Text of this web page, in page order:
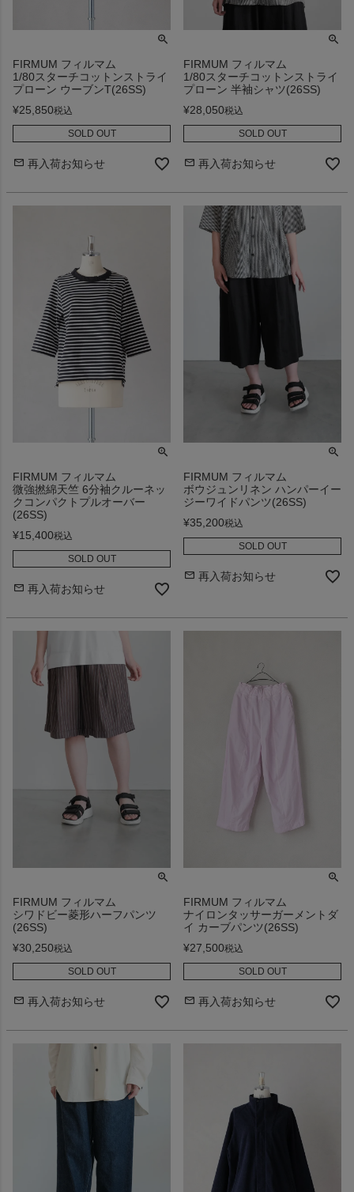
FIRMUM フィルマム
1/80スターチコットンストライ
プローン ウーブンT(26SS)
¥25,850税込
SOLD OUT
再入荷お知らせ
FIRMUM フィルマム
1/80スターチコットンストライ
プローン 半袖シャツ(26SS)
¥28,050税込
SOLD OUT
再入荷お知らせ
FIRMUM フィルマム
微強撚綿天竺 6分袖クルーネッ
クコンパクトプルオーバー
(26SS)
¥15,400税込
SOLD OUT
再入荷お知らせ
FIRMUM フィルマム
ボウジュンリネン ハンパーイー
ジーワイドパンツ(26SS)
¥35,200税込
SOLD OUT
再入荷お知らせ
FIRMUM フィルマム
シワドビー菱形ハーフパンツ
(26SS)
¥30,250税込
SOLD OUT
再入荷お知らせ
FIRMUM フィルマム
ナイロンタッサーガーメントダ
イ カーブパンツ(26SS)
¥27,500税込
SOLD OUT
再入荷お知らせ